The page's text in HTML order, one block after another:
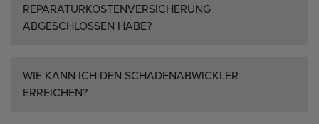
REPARATURKOSTENVERSICHERUNG
ABGESCHLOSSEN HABE?
WIE KANN ICH DEN SCHADENABWICKLER
ERREICHEN?